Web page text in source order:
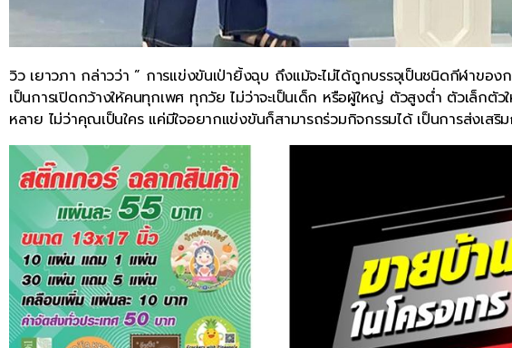
วิว เยาวภา กล่าวว่า ” การแข่งขันเป่ายิ้งฉุบ ถึงแม้จะไม่ได้ถูกบรรจุเป็นชนิดกีฬาของ
เป็นการเปิดกว้างให้คนทุกเพศ ทุกวัย ไม่ว่าจะเป็นเด็ก หรือผู้ใหญ่ ตัวสูงต่ำ ตัวเล็กตั
หลาย ไม่ว่าคุณเป็นใคร แค่มีใจอยากแข่งขันก็สามารถร่วมกิจกรรมได้ เป็นการส่งเสริ